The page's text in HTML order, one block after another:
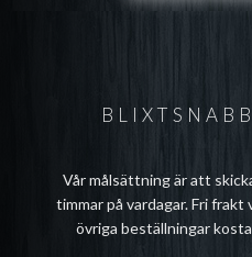
Vår målsättning är att
timmar på vardagar. Fri
övriga beställningar